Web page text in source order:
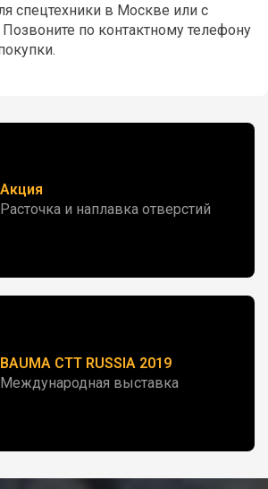
спецтехники в Москве или с
по контактному телефону
Акция
Расточка и наплавка отверстий
BAUMA CTT RUSSIA 2019
Международная выставка